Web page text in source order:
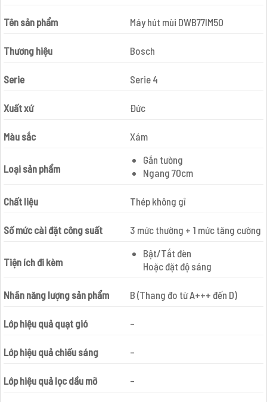
Tên sản phẩm Máy hút mùi DWB77IM50
Thương hiệu Bosch
Serie Serie 4
Xuất xứ Đức
Màu sắc Xám
Loại sản phẩm
Gắn tường
Ngang 70cm
Chất liệu Thép không gỉ
Số mức cài đặt công suất 3 mức thường + 1 mức tăng cường
Tiện ích đi kèm
Bật/Tắt đèn
Hoặc đặt độ sáng
Nhãn năng lượng sản phẩm B (Thang đo từ A+++ đến D)
Lớp hiệu quả quạt gió –
Lớp hiệu quả chiếu sáng –
Lớp hiệu quả lọc dầu mỡ –